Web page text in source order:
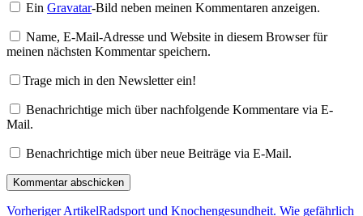
EinGravatar-Bild neben meinen Kommentaren anzeigen.
Name, E-Mail-Adresse und Website in diesem Browser für
meinen nächsten Kommentar speichern.
Trage mich in den Newsletter ein!
Benachrichtige mich über nachfolgende Kommentare via E-
Mail.
Benachrichtige mich über neue Beiträge via E-Mail.
Vorheriger ArtikelRadsport und Knochengesundheit. Wie gefährlich